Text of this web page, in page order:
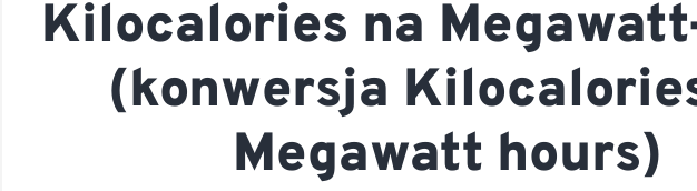
Kilocalories na
(konwersja
Megawatt hours)